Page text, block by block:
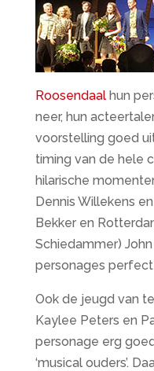
Roosendaalhun
neer, hun
voorstelling goed
timing van de hele
hilarische
Dennis Willekens
Bekker en
Schiedammer)
personages
Ook de jeugd van
Kaylee Peters en
personage erg
‘musical ouders’.